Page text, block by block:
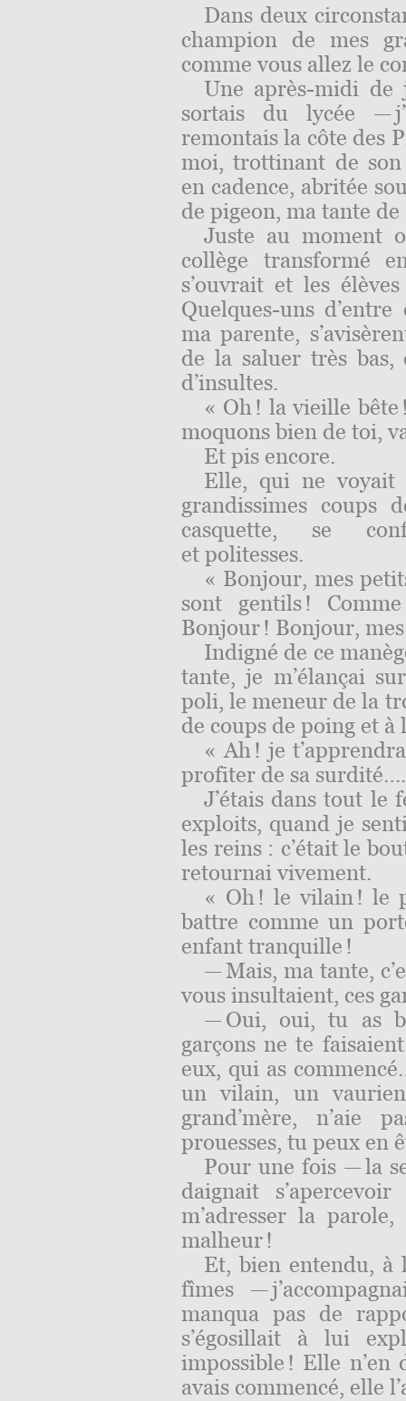
Dans deux
champion de mes
comme vous allez le
Une après-midi
sortais du lycée —
remontais la côte des
moi, trottinant de
en cadence, abritée
de pigeon, ma tante de
Juste au moment
collège transformé
s’ouvrait et les
Quelques-uns
ma parente,
de la saluer très bas,
d’insultes.
« Oh ! la vieille
moquons bien de toi,
Et pis encore.
Elle, qui ne voyait
grandissimes coups
casquette, se
et politesses.
« Bonjour, mes
sont gentils !
Bonjour ! Bonjour,
Indigné de ce
tante, je m’élançai
poli, le meneur de la
de coups de poing et à
« Ah ! je
profiter de sa sur­dité….
J’étais dans tout le
exploits, quand je
les reins : c’était le
retournai vivement.
« Oh ! le vilain ! le
battre comme un
enfant tranquille !
— Mais, ma tante,
vous insultaient, ces
— Oui, oui, tu as
garçons ne te
eux, qui as commencé
un vilain, un
grand’mère, n’aie
prouesses, tu peux en
Pour une fois — la
daignait
m’adresser la
malheur !
Et, bien entendu,
fîmes —
manqua pas de
s’égosillait à lui
impossible ! Elle
avais commencé, elle